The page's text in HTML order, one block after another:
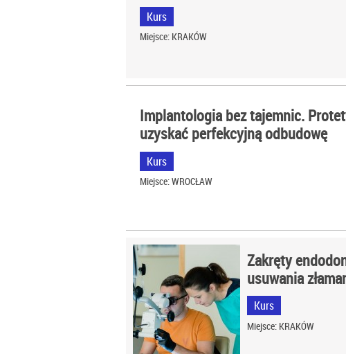
Kurs
Miejsce: KRAKÓW
Implantologia bez tajemnic.
uzyskać perfekcyjną odbudowę
Kurs
Miejsce: WROCŁAW
Zakręty
usuwania
Kurs
Miejsce: KRAKÓW